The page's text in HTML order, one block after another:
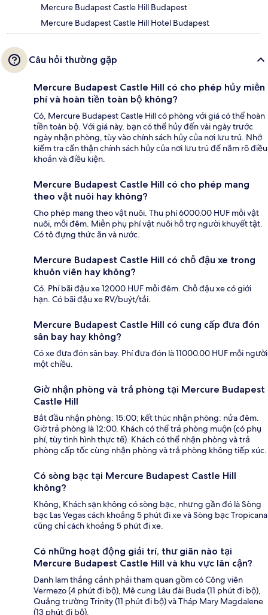
Mercure Budapest Castle Hill Budapest
Mercure Budapest Castle Hill Hotel Budapest
Câu hỏi thường gặp
Mercure Budapest Castle Hill có cho phép hủy miễn
phí và hoàn tiền toàn bộ không?
Có, Mercure Budapest Castle Hill có phòng với giá có thể hoàn
tiền toàn bộ. Với giá này, bạn có thể hủy đến vài ngày trước
ngày nhận phòng, tùy vào chính sách hủy của nơi lưu trú. Nhớ
kiểm tra cẩn thận chính sách hủy của nơi lưu trú để nắm rõ điều
khoản và điều kiện.
Mercure Budapest Castle Hill có cho phép mang
theo vật nuôi hay không?
Cho phép mang theo vật nuôi. Thu phí 6000.00 HUF mỗi vật
nuôi, mỗi đêm. Miễn phụ phí vật nuôi hỗ trợ người khuyết tật.
Có tô đựng thức ăn và nước.
Mercure Budapest Castle Hill có chỗ đậu xe trong
khuôn viên hay không?
Có. Phí bãi đậu xe 12000 HUF mỗi đêm. Chỗ đậu xe có giới
hạn. Có bãi đậu xe RV/buýt/tải.
Mercure Budapest Castle Hill có cung cấp đưa đón
sân bay hay không?
Có xe đưa đón sân bay. Phí đưa đón là 11000.00 HUF mỗi người
một chiều.
Giờ nhận phòng và trả phòng tại Mercure Budapest
Castle Hill
Bắt đầu nhận phòng: 15:00; kết thúc nhận phòng: nửa đêm.
Giờ trả phòng là 12:00. Khách có thể trả phòng muộn (có phụ
phí, tùy tình hình thực tế). Khách có thể nhận phòng và trả
phòng cấp tốc cùng nhận phòng và trả phòng không tiếp xúc.
Có sòng bạc tại Mercure Budapest Castle Hill
không?
Không, Khách sạn không có sòng bạc, nhưng gần đó là Sòng
bạc Las Vegas cách khoảng 5 phút đi xe và Sòng bạc Tropicana
cũng chỉ cách khoảng 5 phút đi xe.
Có những hoạt động giải trí, thư giãn nào tại
Mercure Budapest Castle Hill và khu vực lân cận?
Danh lam thắng cảnh phải tham quan gồm có Công viên
Vermezo (4 phút đi bộ), Mê cung Lâu đài Buda (11 phút đi bộ),
Quảng trường Trinity (11 phút đi bộ) và Tháp Mary Magdalene
(13 phút đi bộ).